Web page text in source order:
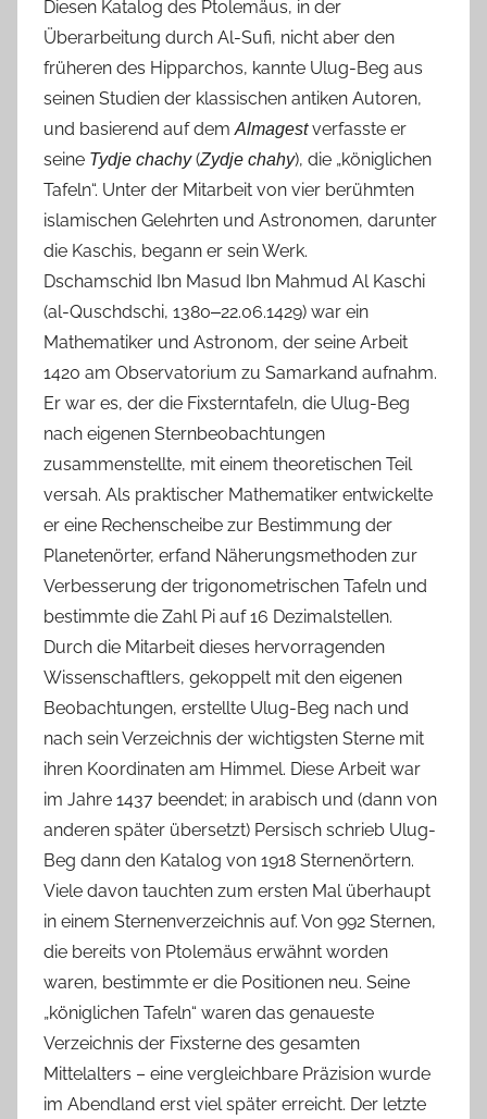
Diesen Katalog des Ptolemäus, in der
Überarbeitung durch Al-Sufi, nicht aber den
früheren des Hipparchos, kannte Ulug-Beg aus
seinen Studien der klassischen antiken Autoren,
und basierend auf dem Almagestverfasste er
seine Tydje chachy(Zydje chahy), die „königlichen
Tafeln“. Unter der Mitarbeit von vier berühmten
islamischen Gelehrten und Astronomen, darunter
die Kaschis, begann er sein Werk.
Dschamschid Ibn Masud Ibn Mahmud Al Kaschi
(al-Quschdschi, 1380‒22.06.1429) war ein
Mathematiker und Astronom, der seine Arbeit
1420 am Observatorium zu Samarkand aufnahm.
Er war es, der die Fixsterntafeln, die Ulug-Beg
nach eigenen Sternbeobachtungen
zusammenstellte, mit einem theoretischen Teil
versah. Als praktischer Mathematiker entwickelte
er eine Rechenscheibe zur Bestimmung der
Planetenörter, erfand Näherungsmethoden zur
Verbesserung der trigonometrischen Tafeln und
bestimmte die Zahl Pi auf 16 Dezimalstellen.
Durch die Mitarbeit dieses hervorragenden
Wissenschaftlers, gekoppelt mit den eigenen
Beobachtungen, erstellte Ulug-Beg nach und
nach sein Verzeichnis der wichtigsten Sterne mit
ihren Koordinaten am Himmel. Diese Arbeit war
im Jahre 1437 beendet; in arabisch und (dann von
anderen später übersetzt) Persisch schrieb Ulug-
Beg dann den Katalog von 1918 Sternenörtern.
Viele davon tauchten zum ersten Mal überhaupt
in einem Sternenverzeichnis auf. Von 992 Sternen,
die bereits von Ptolemäus erwähnt worden
waren, bestimmte er die Positionen neu. Seine
„königlichen Tafeln“ waren das genaueste
Verzeichnis der Fixsterne des gesamten
Mittelalters – eine vergleichbare Präzision wurde
im Abendland erst viel später erreicht. Der letzte